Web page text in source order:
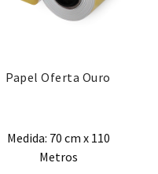
Papel Oferta Ouro
Medida: 70 cm x 110
Metros